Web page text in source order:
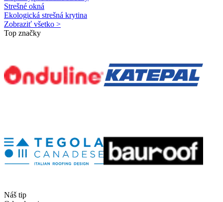
Strešné okná
Ekologická strešná krytina
Zobraziť všetko >
Top značky
Náš tip